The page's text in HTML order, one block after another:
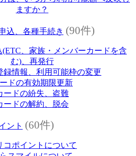
ますか？
込、各種手続き (90件)
、家族・メンバーカードを含
む)、再発行
録情報、利用可能枠の変更
ドの有効期限更新
ードの紛失、盗難
ードの解約、脱会
ント (60件)
コポイントについて